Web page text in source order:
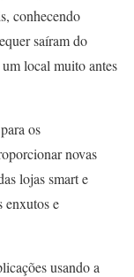
conhecendo
saíram do
local muito antes
os
novas
lojas smart e
enxutos e
usando a